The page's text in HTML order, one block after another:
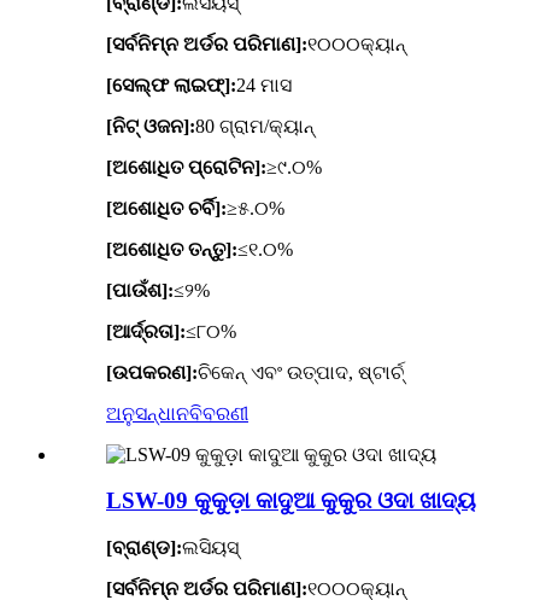
[ସର୍ବନିମ୍ନ ଅର୍ଡର ପରିମାଣ]:୧୦୦୦କ୍ୟାନ୍
[ସେଲ୍ଫ ଲାଇଫ୍]:24 ମାସ
[ନିଟ୍ ଓଜନ]:80 ଗ୍ରାମ/କ୍ୟାନ୍
[ଅଶୋଧିତ ପ୍ରୋଟିନ]:≥୯.୦%
[ଅଶୋଧିତ ଚର୍ବି]:≥୫.୦%
[ଅଶୋଧିତ ତନ୍ତୁ]:≤୧.୦%
[ପାଉଁଶ]:≤୨%
[ଆର୍ଦ୍ରତା]:≤୮୦%
[ଉପକରଣ]:ଚିକେନ୍ ଏବଂ ଉତ୍ପାଦ, ଷ୍ଟାର୍ଚ୍
ଅନୁସନ୍ଧାନବିବରଣୀ
LSW-09 କୁକୁଡ଼ା କାଦୁଆ କୁକୁର ଓଦା ଖାଦ୍ୟ
[ବ୍ରାଣ୍ଡ]:ଲସିୟସ୍
[ସର୍ବନିମ୍ନ ଅର୍ଡର ପରିମାଣ]:୧୦୦୦କ୍ୟାନ୍